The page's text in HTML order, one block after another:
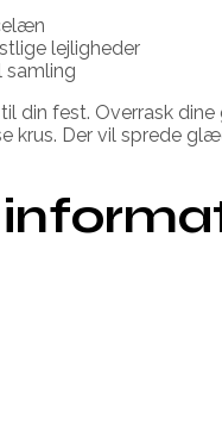
lejligheder
samling
din fest. Overrask
krus. Der vil sprede